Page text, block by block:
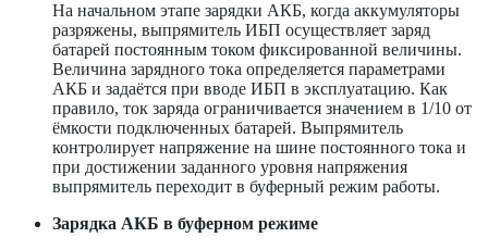
На начальном этапе зарядки АКБ, когда аккумуляторы
разряжены, выпрямитель ИБП осуществляет заряд
батарей постоянным током фиксированной величины.
Величина зарядного тока определяется параметрами
АКБ и задаётся при вводе ИБП в эксплуатацию. Как
правило, ток заряда ограничивается значением в 1/10 от
ёмкости подключенных батарей. Выпрямитель
контролирует напряжение на шине постоянного тока и
при достижении заданного уровня напряжения
выпрямитель переходит в буферный режим работы.
Зарядка АКБ в буферном режиме